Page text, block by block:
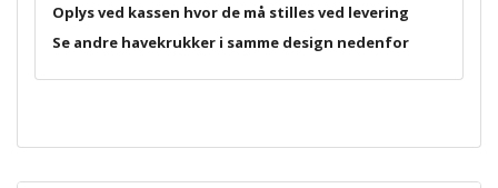
Oplys ved kassen hvor de må stilles ved levering
Se andre havekrukker i samme design nedenfor